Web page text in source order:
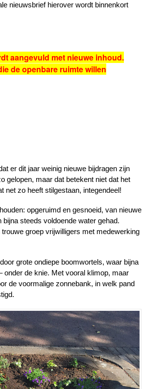
nieuwsbrief hierover wordt binnenkort
aangevuld met nieuwe inhoud.
de openbare ruimte willen
er dit jaar weinig nieuwe bijdragen zijn
gelopen, maar dat betekent niet dat het
net zo heeft stilgestaan, integendeel!
opgeruimd en gesnoeid, van nieuwe
steeds voldoende water gehad.
groep vrijwilligers met medewerking
grote ondiepe boomwortels, waar bijna
onder de knie. Met vooral klimop, maar
de voormalige zonnebank, in welk pand